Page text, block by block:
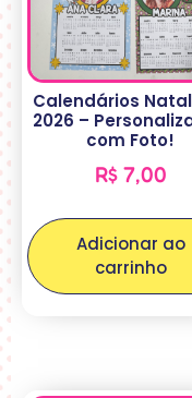
Calendários
2026 –
com Foto!
R$7,00
Adicionar ao
carrinho